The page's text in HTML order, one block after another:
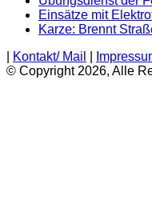
Einsätze mit
Karze: Brennt
Kontakt/ Mail
© Copyright 2026, Alle